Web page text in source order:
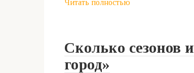
Читать полностью
Сколько сезонов
город»